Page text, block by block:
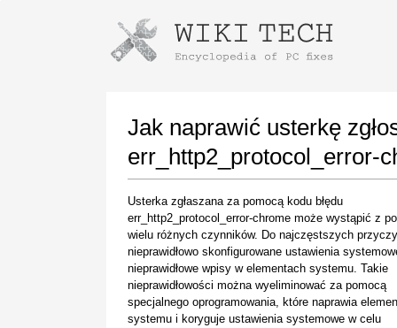
Jak naprawić usterkę
err_http2_protocol_error-
Usterka zgłaszana za pomocą kodu błędu
err_http2_protocol_error-chrome może wystąpić z
wielu różnych czynników. Do najczęstszych
nieprawidłowo skonfigurowane ustawienia
nieprawidłowe wpisy w elementach systemu. Takie
nieprawidłowości można wyeliminować za pomocą
specjalnego oprogramowania, które naprawia
systemu i koryguje ustawienia systemowe w celu
Instructions for downloading using
Once the download is complete, click on the
downloaded file link